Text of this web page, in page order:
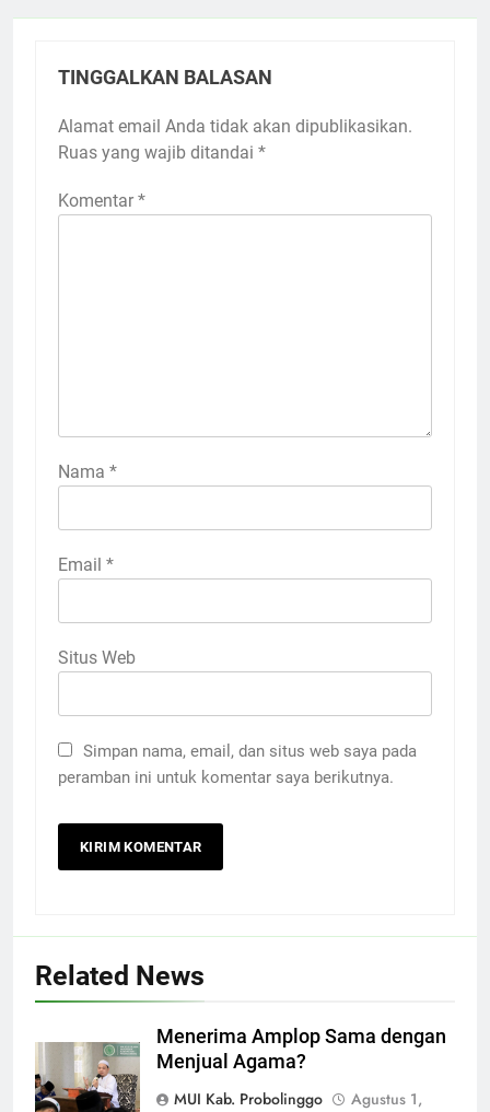
TINGGALKAN BALASAN
Alamat email Anda tidak akan dipublikasikan.
Ruas yang wajib ditandai *
Komentar *
Nama *
Email *
Situs Web
Simpan nama, email, dan situs web saya pada
peramban ini untuk komentar saya berikutnya.
Related News
Menerima Amplop Sama dengan
Menjual Agama?
MUI Kab. Probolinggo
Agustus 1,